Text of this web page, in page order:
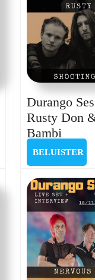
Durango
Rusty Don
Bambi
met
Rusty
Don
&
BELUISTER